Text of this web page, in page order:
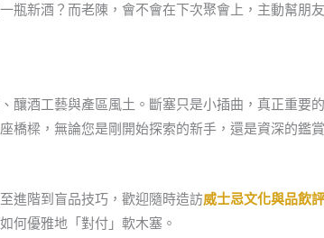
瓶新酒？而老陳，會不會在下次聚會上，主動幫朋
釀酒工藝與產區風土。斷塞只是小插曲，真正重要
橋樑，無論您是剛開始探索的新手，還是資深的鑑
進階到盲品技巧，歡迎隨時造訪威士忌文化與品飲
何優雅地「對付」軟木塞。